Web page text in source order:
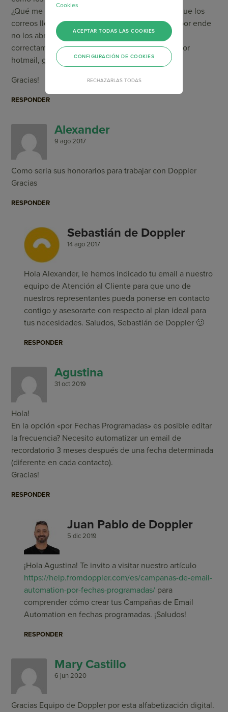
¿Qué me recomendación me darían para evitar que los
correos lleguen a la carpeta de promociones (y por ende
no los abran) y/o el newsletter pueda ser visto
correctamente (independientemente el proveedor
hotmail, gmail, etc.)
Gracias!
RESPONDER
Alexander
9 ago 2017
Como seria sus honorarios para trabajar con Doppler
Gracias
RESPONDER
Sebastián de Doppler
14 ago 2017
Hola Alexander, le hemos indicado tu email a nuestro
equipo de Atención al Cliente para que uno de
nuestros representantes pueda ponerse en contacto
contigo y asesorarte con respecto al plan ideal para
tus necesidades. Saludos, Sebastián de Doppler 🙂
RESPONDER
Agustina
31 oct 2019
Hola!
En la opción «por Fechas Programadas» es posible editar
la frecuencia? Necesito automatizar un email de
recordatorio 3 meses después de una fecha determinada
(diferente en cada contacto).
Gracias!
RESPONDER
Juan Pablo de Doppler
5 dic 2019
¡Hola Agustina! Te invito a visitar nuestro artículo
https://help.fromdoppler.com/es/campanas-de-email-
automation-por-fechas-programadas/ para
comprender cómo crear tus Campañas de Email
Automation en fechas programadas. ¡Saludos!
RESPONDER
Mary Castillo
6 jun 2020
Gracias Equipo de Doppler por esta alfabetización digital.
Cookies
RECHAZARLAS TODAS
ACEPTAR TODAS LAS COOKIES
CONFIGURACIÓN DE COOKIES